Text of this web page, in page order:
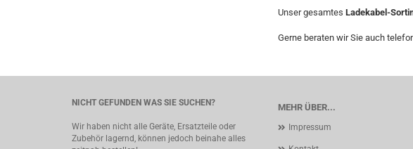
Unser gesamtes Ladekabel-
Gerne beraten wir Sie auch
MEHR ÜBER...
Impressum
NICHT GEFUNDEN WAS SIE SUCHEN?
Wir haben nicht alle Geräte, Ersatzteile oder
Zubehör lagernd, können jedoch beinahe alles